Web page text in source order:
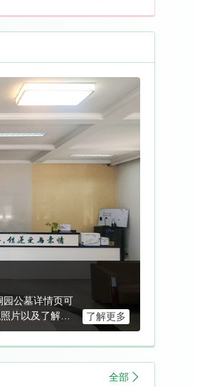
园公墓详情页可
片以及了解到
园公墓简介、墓
了解更多
全部